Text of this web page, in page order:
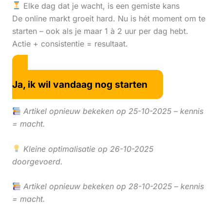
Elke dag dat je wacht, is een gemiste kans
De online markt groeit hard. Nu is hét moment om te
starten – ook als je maar 1 à 2 uur per dag hebt.
Actie + consistentie = resultaat.
Ja, ik wil vandaag nog starten
Artikel opnieuw bekeken op 25-10-2025 – kennis
= macht.
Kleine optimalisatie op 26-10-2025
doorgevoerd.
Artikel opnieuw bekeken op 28-10-2025 – kennis
= macht.